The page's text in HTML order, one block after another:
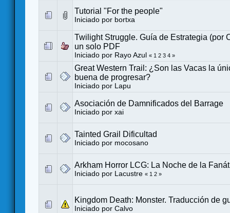
Tutorial "For the people"
Iniciado por bortxa
Twilight Struggle. Guía de Estrategia (por
un solo PDF
Iniciado por Rayo Azul « 1 2 3 4 »
Great Western Trail: ¿Son las Vacas la
buena de progresar?
Iniciado por Lapu
Asociación de Damnificados del Barrage
Iniciado por xai
Tainted Grail Dificultad
Iniciado por mocosano
Arkham Horror LCG: La Noche de la
Iniciado por Lacustre « 1 2 »
Kingdom Death: Monster. Traducción de
Iniciado por Calvo